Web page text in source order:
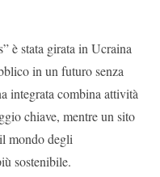
è stata girata in Ucraina
in un futuro senza
integrata combina attività
chiave, mentre un sito
mondo degli
sostenibile.